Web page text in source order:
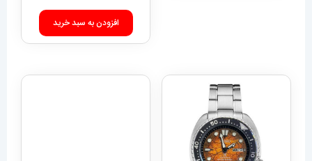
افزودن به سبد خرید